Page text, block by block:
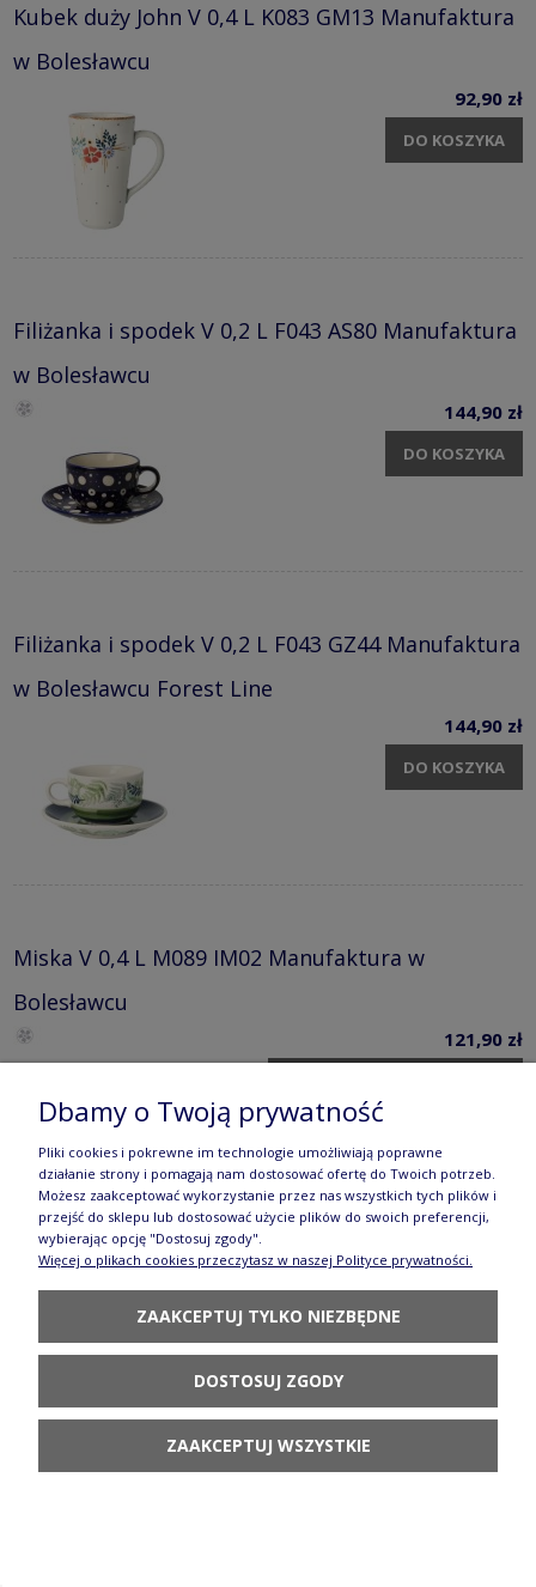
Kubek duży John V 0,4 L K083 GM13 Manufaktura
w Bolesławcu
92,90 zł
DO KOSZYKA
Filiżanka i spodek V 0,2 L F043 AS80 Manufaktura
w Bolesławcu
144,90 zł
DO KOSZYKA
Filiżanka i spodek V 0,2 L F043 GZ44 Manufaktura
w Bolesławcu Forest Line
144,90 zł
DO KOSZYKA
Miska V 0,4 L M089 IM02 Manufaktura w
Bolesławcu
121,90 zł
DOSTĘPNOŚCI
CERAMIKA BOLESŁAWIEC Zestaw Na prezent
DeLux AS80 Manufaktura w Bolesławcu
256,31 zł
Najniższa cena z 30 dni przed obniżką:
Dbamy o Twoją prywatność
Pliki cookies i pokrewne im technologie umożliwiają poprawne
działanie strony i pomagają nam dostosować ofertę do Twoich potrzeb.
Możesz zaakceptować wykorzystanie przez nas wszystkich tych plików i
przejść do sklepu lub dostosować użycie plików do swoich preferencji,
wybierając opcję "Dostosuj zgody".
Więcej o plikach cookies przeczytasz w naszej Polityce prywatności.
ZAAKCEPTUJ TYLKO NIEZBĘDNE
DOSTOSUJ ZGODY
ZAAKCEPTUJ WSZYSTKIE